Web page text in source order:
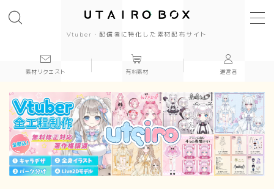
Vtuber・配信者に特化した素材配布サイト
かっこいい
かわいい
素材リクエスト 有料素材 運営者